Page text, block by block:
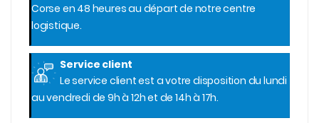
Corse en 48 heures au départ de notre centre
logistique.
Service client
Le service client est a votre disposition du lundi
au vendredi de 9h à 12h et de 14h à 17h.